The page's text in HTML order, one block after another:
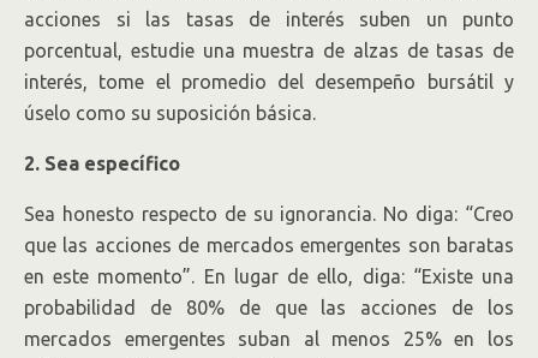
acciones si las tasas de interés suben un punto
porcentual, estudie una muestra de alzas de tasas de
interés, tome el promedio del desempeño bursátil y
úselo como su suposición básica.
2. Sea específico
Sea honesto respecto de su ignorancia. No diga: “Creo
que las acciones de mercados emergentes son baratas
en este momento”. En lugar de ello, diga: “Existe una
probabilidad de 80% de que las acciones de los
mercados emergentes suban al menos 25% en los